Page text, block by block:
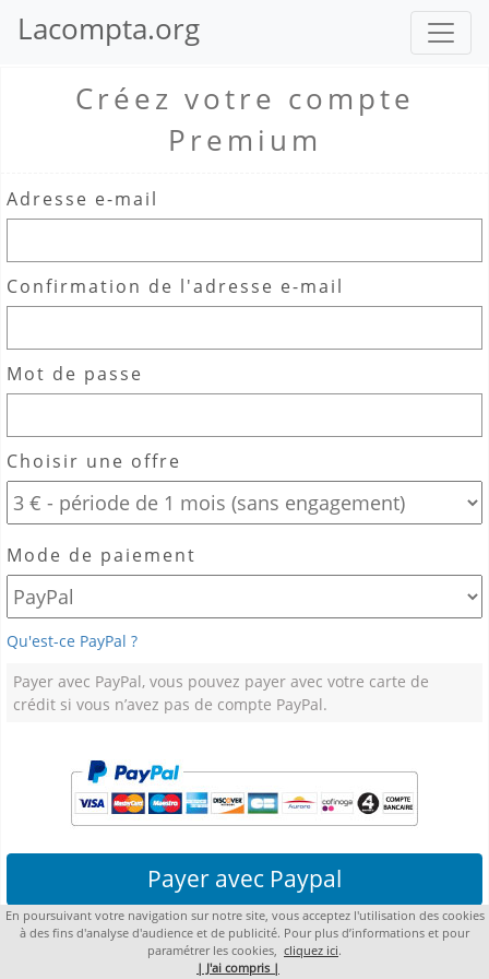
Lacompta.org
Créez votre compte
Premium
Adresse e-mail
Confirmation de l'adresse e-mail
Mot de passe
Choisir une offre
Mode de paiement
Qu'est-ce PayPal ?
Payer avec PayPal, vous pouvez payer avec votre carte de
crédit si vous n’avez pas de compte PayPal.
Payer avec Paypal
Copyright 2021 lacompta.org
En poursuivant votre navigation sur notre site, vous acceptez l'utilisation des cookies
à des fins d'analyse d'audience et de publicité. Pour plus d’informations et pour
paramétrer les cookies, cliquez ici.
| J'ai compris |